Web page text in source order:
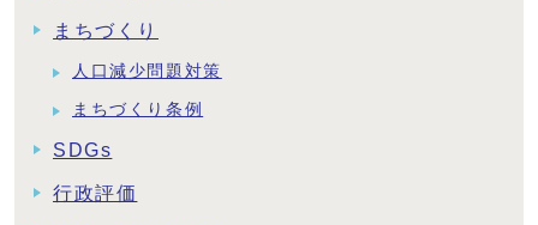
まちづくり
人口減少問題対策
まちづくり条例
SDGs
行政評価